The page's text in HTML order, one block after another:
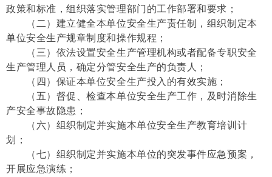
政策和标准，组织落实管理部门的工作部署和要求；
（二）建立健全本单位安全生产责任制，组织制定本
单位安全生产规章制度和操作规程；
（三）依法设置安全生产管理机构或者配备专职安全
生产管理人员，确定分管安全生产的负责人；
（四）保证本单位安全生产投入的有效实施；
（五）督促、检查本单位安全生产工作，及时消除生
产安全事故隐患；
（六）组织制定并实施本单位安全生产教育培训计
划；
（七）组织制定并实施本单位的突发事件应急预案，
开展应急演练；